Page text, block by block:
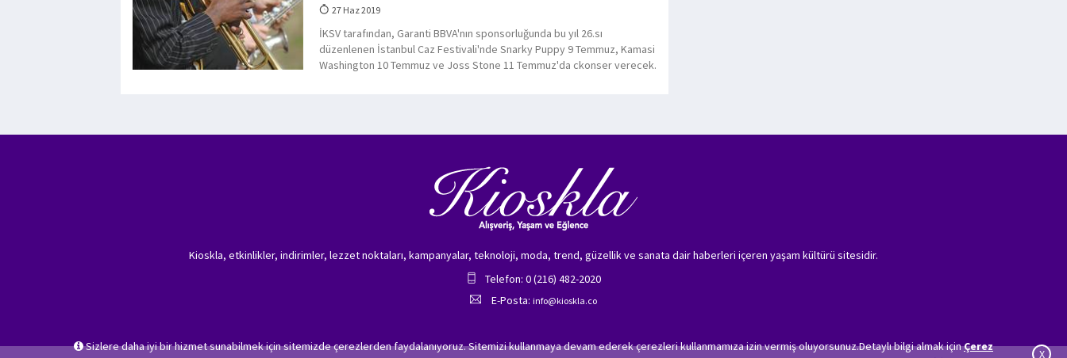
27 Haz 2019
İKSV tarafından, Garanti BBVA'nın sponsorluğunda bu yıl 26.sı
düzenlenen İstanbul Caz Festivali'nde Snarky Puppy 9 Temmuz, Kamasi
Washington 10 Temmuz ve Joss Stone 11 Temmuz'da ckonser verecek.
Sizlere daha iyi bir hizmet sunabilmek için sitemizde çerezlerden faydalanıyoruz. Sitemizi kullanmaya devam ederek çerezleri kullanmamıza izin vermiş oluyorsunuz.Detaylı bilgi almak içinÇerez
X
Kioskla, etkinlikler, indirimler, lezzet noktaları, kampanyalar, teknoloji, moda, trend, güzellik ve sanata dair haberleri içeren yaşam kültürü sitesidir.
Telefon: 0 (216) 482-2020
E-Posta: info@kioskla.co